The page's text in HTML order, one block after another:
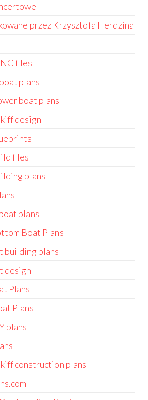
przez Krzysztofa Herdzina
files
plans
boat plans
design
files
plans
plans
Boat Plans
building plans
design
Plans
Plans
plans
construction plans